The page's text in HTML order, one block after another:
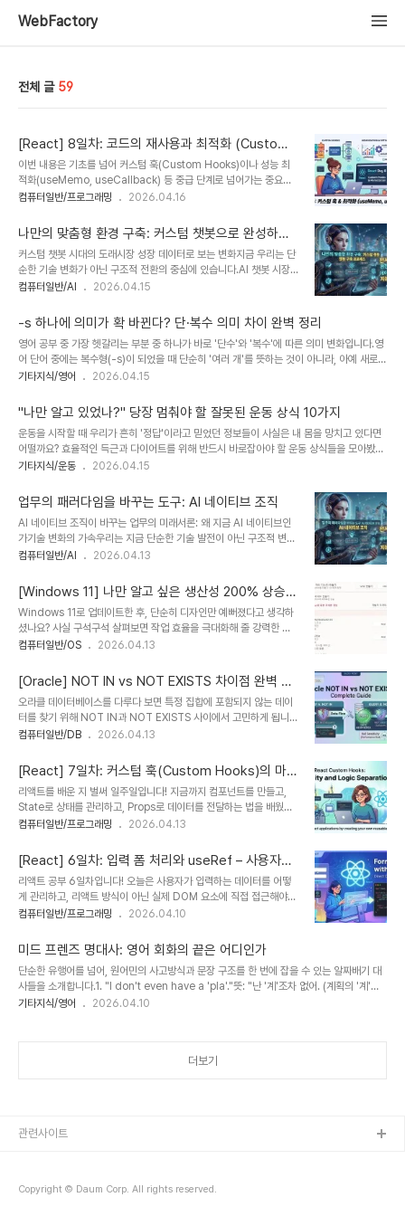
WebFactory
전체 글 59
[React] 8일차: 코드의 재사용과 최적화 (Custom
Hooks & Memoization)
이번 내용은 기초를 넘어 커스텀 훅(Custom Hooks)이나 성능 최
적화(useMemo, useCallback) 등 중급 단계로 넘어가는 중요한
지점입니다. 리액트의 기초적인 Props와 State, 그리고 Effect를 넘
Hooks (나만의 훅 만들기)여러 컴포넌트에서 반복되는 로직(예:
input 핸들링, API 호출, 스크롤 감지 등)을 하나의 함수로 분리하여
재사용하는 방법입니다.특징: 이름이 반드시 use로 시작해야 합니다.
장점: 로직이 분리되어 컴포넌트 코드가 간결해지고, 유지보수가 쉬워
집니다.JavaScript // useInput.js (예시)import { useState }
컴퓨터일반/프로그래밍 2026.04.16
나만의 맞춤형 환경 구축: 커스텀 챗봇으로 완성하는
스마트 워크플로우
커스텀 챗봇 시대의 도래시장 성장 데이터로 보는 변화지금 우리는 단
순한 기술 변화가 아닌 구조적 전환의 중심에 있습니다.AI 챗봇 시장
은 폭발적으로 성장하고 있습니다.2025년 기준 글로벌 AI 챗봇 시장
720억 달러 이상으로 성장할 전망입니다. 이 숫자는 단순한 통계가
아닙니다.이것은 업무 방식 자체가 바뀌고 있다는 신호입니다.이미 약
80% 기업이 챗봇 도입을 고려하고 있습니다. 고객 문의의 70%가
자동화되고 있습니다. 이 상황에서 우리는 질문해야 합니다.단순히 사
용할 것인가요, 아니면 주도할 것인가요?이 차이는 앞으로의 경쟁력을
용 방식이 변하면서 기회가 생깁니다...
컴퓨터일반/AI 2026.04.15
-s 하나에 의미가 확 바뀐다? 단·복수 의미 차이 완벽 정리
영어 공부 중 가장 헷갈리는 부분 중 하나가 바로 '단수'와 '복수'에 따른 의미 변화입니다.영
어 단어 중에는 복수형(-s)이 되었을 때 단순히 '여러 개'를 뜻하는 것이 아니라, 아예 새로운
추상적 개념이나 용도로 변하는 단어들이 있습니다. 예를 들어서 아래와 같은 예제들이 있습
공기는 건강에 필수적이다.)Airs (복수): 젠체하는 태도, 건방진 태도Stop putting on
airs. (잘난 척 좀 그만해.)2. Custom vs. CustomsCustom (단수): 관습, 습관It is a
social custom in Korea. (그것은 한국의 사회적 관습이다.)..
기타지식/영어 2026.04.15
"나만 알고 있었나?" 당장 멈춰야 할 잘못된 운동 상식 10가지
운동을 시작할 때 우리가 흔히 '정답'이라고 믿었던 정보들이 사실은 내 몸을 망치고 있다면
어떨까요? 효율적인 득근과 다이어트를 위해 반드시 바로잡아야 할 운동 상식들을 모아봤습
니다.아래 내용이 정답은 아닐수도 있지만, 일반적으로 효율이 떨어지거나 다칠수도 있는 상
고다? (No!)특정 부위의 지방만 골라서 빼는 '부위별 감량'은 불가능합니다. 윗몸일으키기는
복근을 강화할 뿐, 그 위의 지방을 태우는 데는 유산소 운동과 전체적인 칼로리 조절이 필수
입니다.2. 운동은 무조건 오래 할수록 좋다? (No!)운동의 양보다 중요한 것은 질입니다. 과
도하게 긴 시간 운동하면 피로 물질인 젖산이 쌓이고 근육이 오히려 손실될 수 있습..
기타지식/운동 2026.04.15
업무의 패러다임을 바꾸는 도구: AI 네이티브 조직
AI 네이티브 조직이 바꾸는 업무의 미래서론: 왜 지금 AI 네이티브인
가기술 변화의 가속우리는 지금 단순한 기술 발전이 아닌 구조적 변화
를 경험하고 있다.AI는 더 이상 일부 기업의 실험 도구가 아니다.이제
화의 분기점으로 평가된다.전문가들은 이 시기를 ‘AI 빅뱅 시대’라고
부른다. 이는 기술이 폭발적으로 확산되는 단계다.또한 클라우드 네이
티브 환경은 이미 98% 도입률을 기록했다. 이는 AI 기반 조직 전환
이 선택이 아닌 필수임을 보여준다.이제 질문은 단순하다.AI를 쓸 것
인가가 아니다.AI 없이 살아남을 수 있는가다.기업 경쟁 환경의 변화
핵심이다.빠르게 학습하는 ..
컴퓨터일반/AI 2026.04.13
[Windows 11] 나만 알고 싶은 생산성 200% 상승
숨겨진 꿀팁 5가지
Windows 11로 업데이트한 후, 단순히 디자인만 예뻐졌다고 생각하
셨나요? 사실 구석구석 살펴보면 작업 효율을 극대화해 줄 강력한 도
구들이 숨어있습니다. 오늘은 일반 사용자는 물론, 개발자나 크리에이
시와 함께 소개합니다.1. 개발자를 위한 'Dev Drive'와 'Dev
Home'프로그래밍을 하거나 대용량 라이브러리(React의
node_modules 등)를 다루는 분들에게 필수적인 기능입니다.Dev
Drive: 복원력 파일 시스템(ReFS)을 기반으로 하여, 파일 복사나 빌
드 속도를 크게 향상시킵니다. 프로젝트 빌드 시간이 평소보다 훨씬 단
로, GitHub 연..
컴퓨터일반/OS 2026.04.13
[Oracle] NOT IN vs NOT EXISTS 차이점 완벽 정
리
오라클 데이터베이스를 다루다 보면 특정 집합에 포함되지 않는 데이
터를 찾기 위해 NOT IN과 NOT EXISTS 사이에서 고민하게 됩니
다.겉보기엔 비슷해 보이지만, NULL 처리 방식과 성능 면에서 큰 차
끔하게 정리해 드립니다.1. 한 줄 요약NOT IN: 서브쿼리 결과에
NULL이 하나라도 있으면 결과가 나오지 않습니다.NOT EXISTS:
서브쿼리 내의 NULL 여부와 상관없이 조건에 맞는 행의 존재 여부만
따집니다.2. 예제로 보는 결과의 차이두 방식의 차이를 확인하기 위해
아래와 같은 샘플 테이블이 있다고 가정해 보겠습니다.[EMP_DEPT
[RESTRICTED_DEPT ..
컴퓨터일반/DB 2026.04.13
[React] 7일차: 커스텀 훅(Custom Hooks)의 마법
– 효율적인 코드 구조화의 시작
리액트를 배운 지 벌써 일주일입니다! 지금까지 컴포넌트를 만들고,
State로 상태를 관리하고, Props로 데이터를 전달하는 법을 배웠습
니다.하지만 프로젝트 규모가 커지면 필연적으로 "똑같은 로직을 여기
이 고민을 해결해 줄 리액트의 꽃, 커스텀 훅(Custom Hooks)을 심
도 있게 파헤쳐 보겠습니다.1. 왜 커스텀 훅이 필요한가? (DRY 원칙)
프로그래밍에는 DRY(Don't Repeat Yourself)라는 원칙이 있습니
다. "똑같은 일을 두 번 하지 마라"는 뜻이죠.리액트 컴포넌트는 크게
두 부분으로 나뉩니다.UI 로직: HTML 태그를 어떻게 배치하고 스타
떻게 ..
컴퓨터일반/프로그래밍 2026.04.13
[React] 6일차: 입력 폼 처리와 useRef – 사용자와
상호작용하기
리액트 공부 6일차입니다! 오늘은 사용자가 입력하는 데이터를 어떻
게 관리하고, 리액트 방식이 아닌 실제 DOM 요소에 직접 접근해야
할 때는 어떻게 하는지 핵심을 정리해 보았습니다.1. 제어 컴포넌트
리액트의 State와 결합하여 관리합니다. 이를 '제어 컴포넌트'라고 부
릅니다.동작 방식: 입력창의 value를 State에 연결하고,
onChange 이벤트를 통해 사용자가 입력할 때마다 State를 업데이
트합니다.장점: 입력값에 대한 실시간 유효성 검사나 데이터 가공이 매
우 쉽습니다.JavaScript const [name, setName] =
컴퓨터일반/프로그래밍 2026.04.10
미드 프렌즈 명대사: 영어 회화의 끝은 어디인가
단순한 유행어를 넘어, 원어민의 사고방식과 문장 구조를 한 번에 잡을 수 있는 알짜배기 대
사들을 소개합니다.1. "I don't even have a 'pla'."뜻: "난 '계'조차 없어. (계획의 '계'자
도 없다고!)"설명: 피비(Phoebe)가 미래에 대한 계획이 있느냐는 질문에 답한 대사입니다.
"규칙이 있어야 즐거움도 통제(유지)할 수 있는 거야!"설명: 정리 정돈과 규칙에 집착하는 모
기타지식/영어 2026.04.10
더보기
Copyright © Daum Corp. All rights reserved.
관련사이트